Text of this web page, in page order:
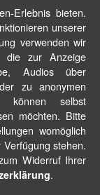
Erlebnis bieten.
unserer
verwenden wir
die zur Anzeige
Audios über
zu anonymen
können selbst
möchten. Bitte
womöglich
stehen.
Widerruf Ihrer
.